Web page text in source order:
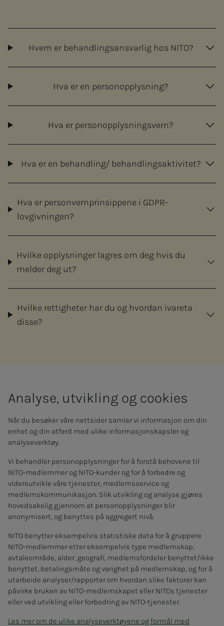
Hvem er behandlingsansvarlig hos NITO?
Hva er en personopplysning?
Hva er personopplysningsvern?
Hva er en behandling/ behandlingsaktivitet?
Hva er personvernprinsippene i GDPR-
lovgivningen?
Hvilke opplysninger lagres om deg hvis du
melder deg ut?
Hvilke rettigheter har du og hvordan ivareta
disse?
Ana­ly­­­se, ut­vik­­­ling og cookies
Når du besøker våre nettsider samler vi informasjon om din
enhet og din atferd med ulike informasjonskapsler og
analyseverktøy.
Vi behandler personopplysninger for å forstå behovene til
NITO-medlemmer og NITO-kunder og for å forbedre og
videreutvikle våre tjenester, medlemsservice og
medlemskommunikasjon. Slik utvikling og analyse gjøres
hovedsakelig gjennom at personopplysninger blir
anonymisert, og benyttes på aggregert nivå.
NITO benytter eksempelvis statistiske data for å gruppere
NITO-medlemmer etter eksempelvis type medlemskap,
avtaleområde, alder, geografi, medlemsfordeler benyttet/ikke
benyttet, betalingsmåte og varighet på medlemskap, og for å
utarbeide analyser/rapporter om hvordan slike faktorer kan
påvirke bruken av NITO-medlemskapet eller NITOs tjenester
eller ved utvikling eller forbedring av NITO-tjenester.
Les mer om de ulike analyseverktøyene og formål med